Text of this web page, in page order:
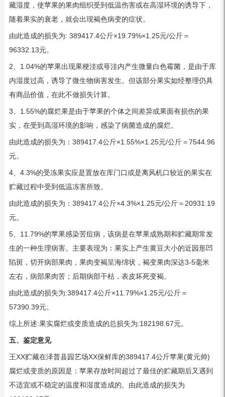
藏湿度，使苹果的果肉组织受到低温伤害或在高湿环境的诱导下，
随着果实的衰老，就会出现褐色病变的症状。
由此造成的损失为: 389417.4公斤×19.79%×1.25元/公斤＝
96332.13元。
2、1.04%的苹果出现果梗洼或萼洼内产生微量白色霉菌，是由于库
内湿度过高，诱导了微生物病害发生。但该部分果实如经整理仍具
有商品价值，在此不做损失计算。
3、1.55%的腐烂果是由于苹果的个体之间差异或果面有损伤的果
实，在受到高湿环境的影响，感染了病菌造成的腐烂。
由此造成的损失为：389417.4公斤×1.55%×1.25元/公斤＝7544.96
元。
4、4.3%的受冻果实应是置放在库门口或是离风机口较近的果实在
贮藏过程中受到低温冻害所致。
由此造成的损失为：389417.4公斤×4.3%×1.25元/公斤＝20931.19
元。
5、11.79%的苹果感染苦痘病，该病是在苹果成熟期和贮藏期常发
生的一种生理病害。主要表现为：果实上产生黄豆大小的近园形凹
陷斑，切开病部果肉，果肉变褐呈海绵状，褐变果肉深达3-5毫米
左右，病部果肉苦；后期病部干枯，表皮坏死变褐。
由此造成的损失为:389417.4公斤×11.79%×1.25元/公斤＝
57390.39元。
综上所述:果实腐烂或变质造成的总损失为:182198.67元。
五、鉴定意见
王XX贮藏在泽普县园艺场XX保鲜库的389417.4公斤苹果(黄元帅)
腐烂或变质的原因是：苹果存放时间超过了最佳的贮藏期后又遇到
不适宜或不稳定的温度和湿度造成的。由此造成的损失为